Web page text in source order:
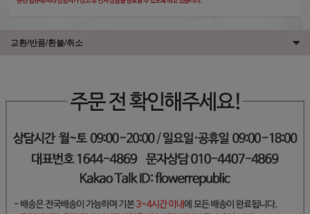
교환/반품/환불/취소